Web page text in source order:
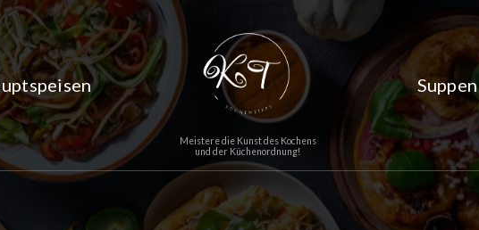
Meistere die Kunst des Kochens
und der Küchenordnung!
Suppen